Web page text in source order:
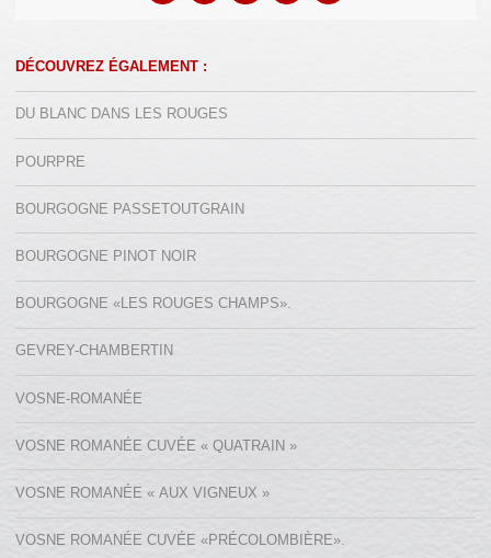
DÉCOUVREZ ÉGALEMENT :
DU BLANC DANS LES ROUGES
POURPRE
BOURGOGNE PASSETOUTGRAIN
BOURGOGNE PINOT NOIR
BOURGOGNE «LES ROUGES CHAMPS».
GEVREY-CHAMBERTIN
VOSNE-ROMANÉE
VOSNE ROMANÉE CUVÉE « QUATRAIN »
VOSNE ROMANÉE « AUX VIGNEUX »
VOSNE ROMANÉE CUVÉE «PRÉCOLOMBIÈRE».